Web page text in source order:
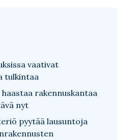
vaativat
tulkintaa
rakennuskantaa
nyt
pyytää lausuntoja